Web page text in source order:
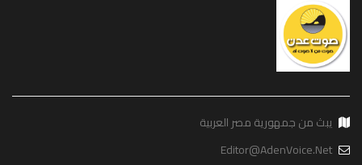
يبث من جمهورية مصر العربية
Editor@AdenVoice.Net